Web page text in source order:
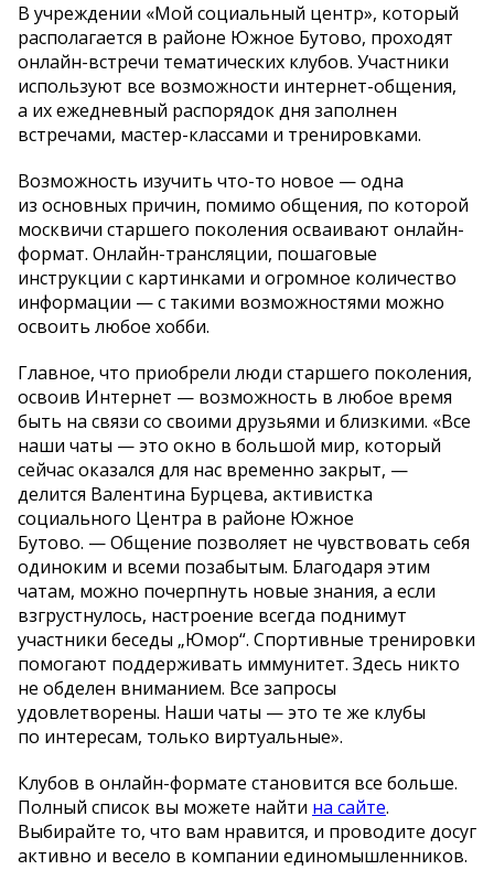
В учреждении «Мой социальный центр», который
располагается в районе Южное Бутово, проходят
онлайн-встречи тематических клубов. Участники
используют все возможности интернет-общения,
а их ежедневный распорядок дня заполнен
встречами, мастер-классами и тренировками.
Возможность изучить что-то новое — одна
из основных причин, помимо общения, по которой
москвичи старшего поколения осваивают онлайн-
формат. Онлайн-трансляции, пошаговые
инструкции с картинками и огромное количество
информации — с такими возможностями можно
освоить любое хобби.
Главное, что приобрели люди старшего поколения,
освоив Интернет — возможность в любое время
быть на связи со своими друзьями и близкими. «Все
наши чаты — это окно в большой мир, который
сейчас оказался для нас временно закрыт, —
делится Валентина Бурцева, активистка
социального Центра в районе Южное
Бутово. — Общение позволяет не чувствовать себя
одиноким и всеми позабытым. Благодаря этим
чатам, можно почерпнуть новые знания, а если
взгрустнулось, настроение всегда поднимут
участники беседы „Юмор“. Спортивные тренировки
помогают поддерживать иммунитет. Здесь никто
не обделен вниманием. Все запросы
удовлетворены. Наши чаты — это те же клубы
по интересам, только виртуальные».
Клубов в онлайн-формате становится все больше.
Полный список вы можете найти на сайте.
Выбирайте то, что вам нравится, и проводите досуг
активно и весело в компании единомышленников.